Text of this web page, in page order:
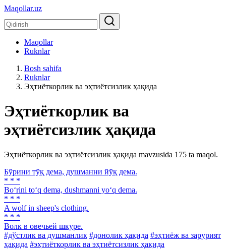
Maqollar.uz
Maqollar
Ruknlar
Bosh sahifa
Ruknlar
Эҳтиёткорлик ва эҳтиётсизлик ҳақида
Эҳтиёткорлик ва
эҳтиётсизлик ҳақида
Эҳтиёткорлик ва эҳтиётсизлик ҳақида mavzusida 175 ta maqol.
Бўрини тўқ дема, душманни йўқ дема.
* * *
Bo‘rini to‘q dema, dushmanni yo‘q dema.
* * *
A wolf in sheep's clothing.
* * *
Волк в овечьей шкуре.
#дўстлик ва душманлик #донолик ҳақида #эҳтиёж ва зарурият
ҳақида #эҳтиёткорлик ва эҳтиётсизлик ҳақида